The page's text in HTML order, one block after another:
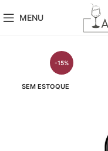
MENU
-15%
SEM ESTOQUE